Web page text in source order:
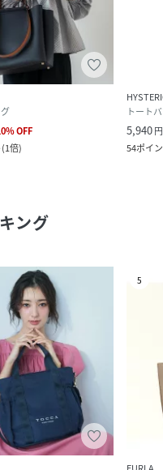
%OFF
(1倍)
トート
5,940円
54ポイ
ング
5